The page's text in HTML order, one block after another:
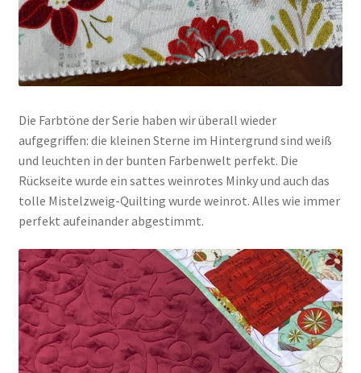
Die Farbtöne der Serie haben wir überall wieder
aufgegriffen: die kleinen Sterne im Hintergrund sind weiß
und leuchten in der bunten Farbenwelt perfekt. Die
Rückseite wurde ein sattes weinrotes Minky und auch das
tolle Mistelzweig-Quilting wurde weinrot. Alles wie immer
perfekt aufeinander abgestimmt.